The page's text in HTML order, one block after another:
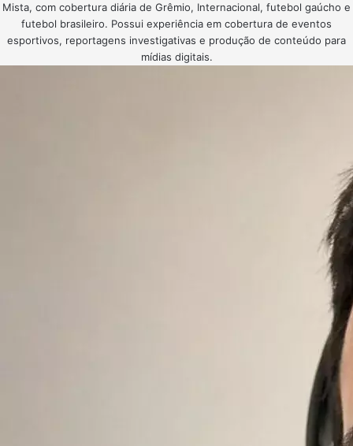
Mista, com cobertura diária de Grêmio, Internacional, futebol gaúcho e
futebol brasileiro. Possui experiência em cobertura de eventos
esportivos, reportagens investigativas e produção de conteúdo para
mídias digitais.